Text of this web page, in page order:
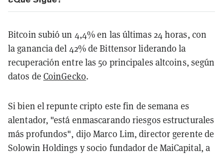
Bitcoin subió un 4,4% en las últimas 24 horas, con
la ganancia del 42% de Bittensor liderando la
recuperación entre las 50 principales altcoins, según
datos de CoinGecko.
Si bien el repunte cripto este fin de semana es
alentador, "está enmascarando riesgos estructurales
más profundos", dijo Marco Lim, director gerente de
Solowin Holdings y socio fundador de MaiCapital, a